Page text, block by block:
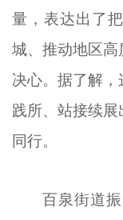
量，表达出了
城、推动地区
决心。据了解
践所、站接续
同行。
百泉街道